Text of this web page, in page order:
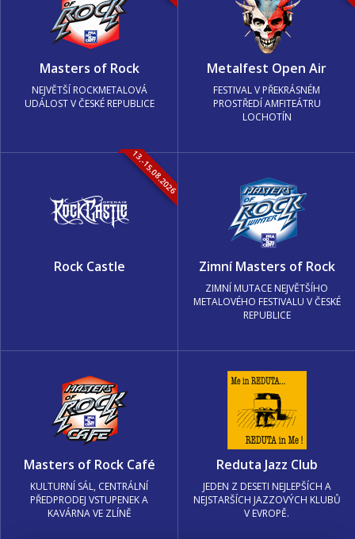
Masters of Rock
NEJVĚTŠÍ ROCKMETALOVÁ
UDÁLOST V ČESKÉ REPUBLICE
Metalfest Open Air
FESTIVAL V PŘEKRÁSNÉM
PROSTŘEDÍ AMFITEÁTRU
LOCHOTÍN
13.-15.08.2026
Rock Castle Zimní Masters of Rock
ZIMNÍ MUTACE NEJVĚTŠÍHO
METALOVÉHO FESTIVALU V ČESKÉ
REPUBLICE
Masters of Rock Café
KULTURNÍ SÁL, CENTRÁLNÍ
PŘEDPRODEJ VSTUPENEK A
KAVÁRNA VE ZLÍNĚ
Reduta Jazz Club
JEDEN Z DESETI NEJLEPŠÍCH A
NEJSTARŠÍCH JAZZOVÝCH KLUBŮ
V EVROPĚ.